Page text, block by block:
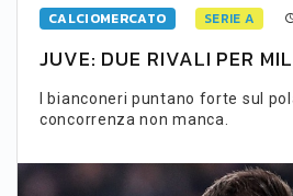
CALCIOMERCATO SERIE A
JUVE: DUE RIVALI PER
I bianconeri puntano forte sul
concorrenza non manca.